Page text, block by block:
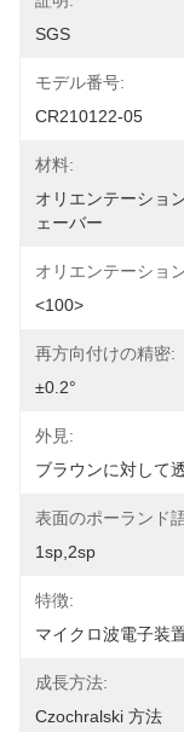
SGS
モデル番号:
CR210122-05
材料:
オリエンテーショ
ェーバー
オリエンテーショ
<100>
再方向付けの精密:
±0.2°
外見:
ブラウンに対して
表面のポーランド
1sp,2sp
特徴:
マイクロ波電子装
成長方法:
Czochralski 方法